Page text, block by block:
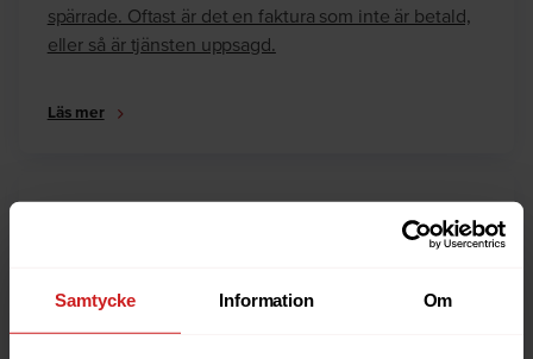
Samtycke Information Om
spärrade. Oftast är det en faktura som inte är betald,
eller så är tjänsten uppsagd.
Läs mer
Är du ägare till hemsidan eller domännamnet så har
anledningarna till varför en hemsida är spärrad.